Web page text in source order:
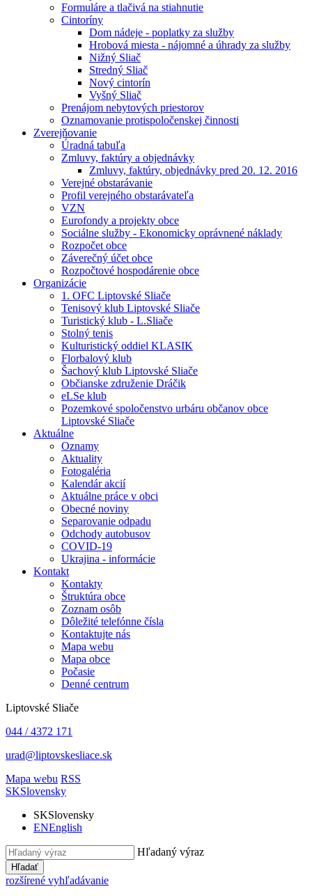
Formuláre a tlačivá na stiahnutie
Cintoríny
Dom nádeje - poplatky za služby
Hrobová miesta - nájomné a úhrady za služby
Nižný Sliač
Stredný Sliač
Nový cintorín
Vyšný Sliač
Prenájom nebytových priestorov
Oznamovanie protispoločenskej činnosti
Zverejňovanie
Úradná tabuľa
Zmluvy, faktúry a objednávky
Zmluvy, faktúry, objednávky pred 20. 12. 2016
Verejné obstarávanie
Profil verejného obstarávateľa
VZN
Eurofondy a projekty obce
Sociálne služby - Ekonomicky oprávnené náklady
Rozpočet obce
Záverečný účet obce
Rozpočtové hospodárenie obce
Organizácie
1. OFC Liptovské Sliače
Tenisový klub Liptovské Sliače
Turistický klub - L.Sliače
Stolný tenis
Kulturistický oddiel KLASIK
Florbalový klub
Šachový klub Liptovské Sliače
Občianske združenie Dráčik
eLSe klub
Pozemkové spoločenstvo urbáru občanov obce
Liptovské Sliače
Aktuálne
Oznamy
Aktuality
Fotogaléria
Kalendár akcií
Aktuálne práce v obci
Obecné noviny
Separovanie odpadu
Odchody autobusov
COVID-19
Ukrajina - informácie
Kontakt
Kontakty
Štruktúra obce
Zoznam osôb
Dôležité telefónne čísla
Kontaktujte nás
Mapa webu
Mapa obce
Počasie
Denné centrum
Liptovské Sliače
044 / 4372 171
urad@liptovskesliace.sk
Mapa webu RSS
SKSlovensky
SKSlovensky
ENEnglish
Hľadaný výraz
Hľadať
rozšírené vyhľadávanie